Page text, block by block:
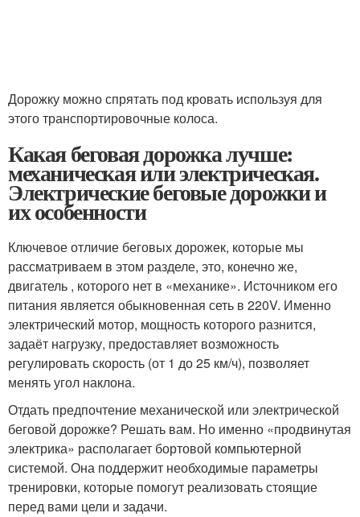
Дорожку можно спрятать под кровать используя для
этого транспортировочные колоса.
Какая беговая дорожка лучше:
механическая или электрическая.
Электрические беговые дорожки и
их особенности
Ключевое отличие беговых дорожек, которые мы
рассматриваем в этом разделе, это, конечно же,
двигатель , которого нет в «механике». Источником его
питания является обыкновенная сеть в 220V. Именно
электрический мотор, мощность которого разнится,
задаёт нагрузку, предоставляет возможность
регулировать скорость (от 1 до 25 км/ч), позволяет
менять угол наклона.
Отдать предпочтение механической или электрической
беговой дорожке? Решать вам. Но именно «продвинутая
электрика» располагает бортовой компьютерной
системой. Она поддержит необходимые параметры
тренировки, которые помогут реализовать стоящие
перед вами цели и задачи.